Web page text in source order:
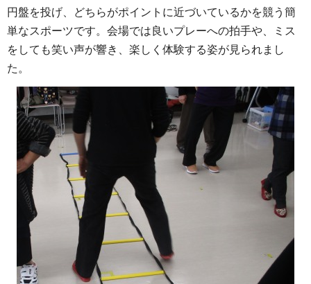
円盤を投げ、どちらがポイントに近づいているかを競う簡
単なスポーツです。会場では良いプレーへの拍手や、ミス
をしても笑い声が響き、楽しく体験する姿が見られまし
た。